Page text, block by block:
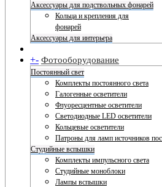
Аксессуары для подствольных фонарей
Кольца и крепления для
фонарей
Аксессуары для интерьера
+- Фотооборудование
Постоянный свет
Комплекты постоянного света
Галогенные осветители
Флуоресцентные осветители
Светодиодные LED осветители
Кольцевые осветители
Патроны для ламп источников
Студийные вспышки
Комплекты импульсного света
Студийные моноблоки
Лампы вспышки